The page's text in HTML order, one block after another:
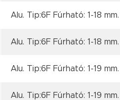
Alu. Tip:6F Fúrható: 1-18 mm.
Alu. Tip:6F Fúrható: 1-18 mm.
Alu. Tip:6F Fúrható: 1-19 mm.
Alu. Tip:6F Fúrható: 1-19 mm.